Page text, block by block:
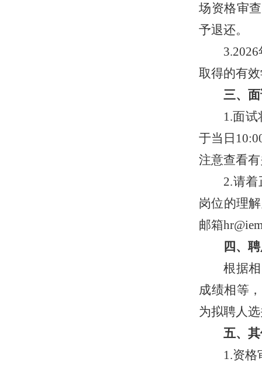
场资格审
予退还。
3.2026
取得的有
三、
1.面试
于当日
注意查看
2.请
岗位的理
邮箱
四、
根据
成绩相等
为拟聘人
五、
1.资